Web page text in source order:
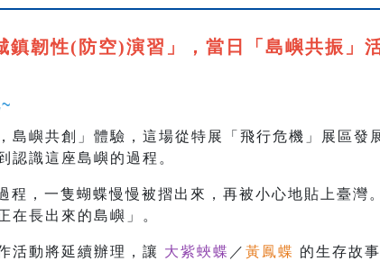
韌性(防空)演習」，當日「島嶼共振」
島嶼共創」體驗，這場從特展「飛行危機」展區發
認識這座島嶼的過程。
程，一隻蝴蝶慢慢被摺出來，再被小心地貼上臺灣
在長出來的島嶼」。
活動將延續辦理，讓 大紫蛺蝶 ／ 黃鳳蝶 的生存故